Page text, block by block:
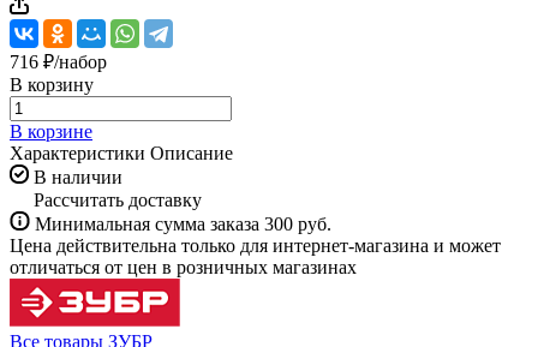
716 ₽/набор
В корзину
В корзине
Характеристики Описание
В наличии
Рассчитать доставку
Минимальная сумма заказа 300 руб.
Цена действительна только для интернет-магазина и может
отличаться от цен в розничных магазинах
Все товары ЗУБР